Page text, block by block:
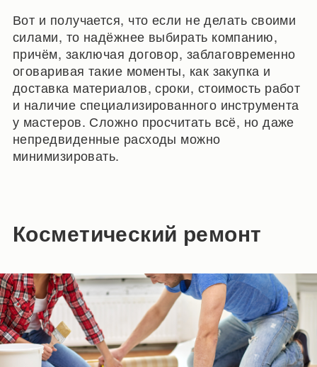
Вот и получается, что если не делать своими
силами, то надёжнее выбирать компанию,
причём, заключая договор, заблаговременно
оговаривая такие моменты, как закупка и
доставка материалов, сроки, стоимость работ
и наличие специализированного инструмента
у мастеров. Сложно просчитать всё, но даже
непредвиденные расходы можно
минимизировать.
Косметический ремонт